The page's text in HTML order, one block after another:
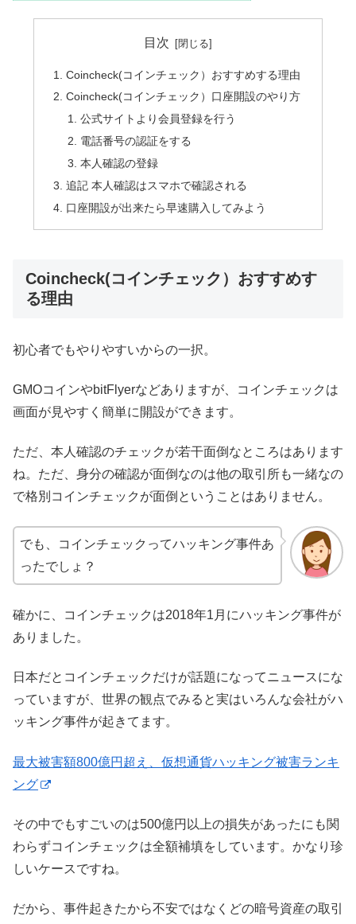
目次
Coincheck(コインチェック）おすすめする理由
Coincheck(コインチェック）口座開設のやり方
公式サイトより会員登録を行う
電話番号の認証をする
本人確認の登録
追記 本人確認はスマホで確認される
口座開設が出来たら早速購入してみよう
Coincheck(コインチェック）おすすめす
る理由
初心者でもやりやすいからの一択。
GMOコインやbitFlyerなどありますが、コインチェックは
画面が見やすく簡単に開設ができます。
ただ、本人確認のチェックが若干面倒なところはあります
ね。ただ、身分の確認が面倒なのは他の取引所も一緒なの
で格別コインチェックが面倒ということはありません。
でも、コインチェックってハッキング事件あ
ったでしょ？
確かに、コインチェックは2018年1月にハッキング事件が
ありました。
日本だとコインチェックだけが話題になってニュースにな
っていますが、世界の観点でみると実はいろんな会社がハ
ッキング事件が起きてます。
最大被害額800億円超え、仮想通貨ハッキング被害ランキ
ング
その中でもすごいのは500億円以上の損失があったにも関
わらずコインチェックは全額補填をしています。かなり珍
しいケースですね。
だから、事件起きたから不安ではなくどの暗号資産の取引